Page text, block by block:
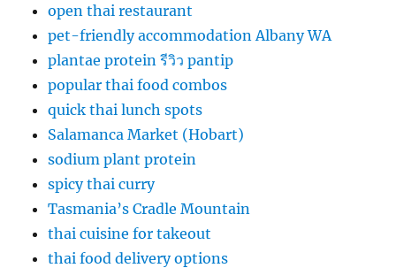
open thai restaurant
pet-friendly accommodation Albany WA
plantae protein รีวิว pantip
popular thai food combos
quick thai lunch spots
Salamanca Market (Hobart)
sodium plant protein
spicy thai curry
Tasmania’s Cradle Mountain
thai cuisine for takeout
thai food delivery options